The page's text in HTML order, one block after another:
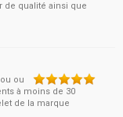
de qualité ainsi que
ou
à moins de 30
de la marque